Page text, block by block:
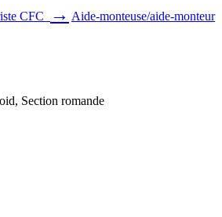
CFC → Aide-monteuse/aide-monteur
Section romande